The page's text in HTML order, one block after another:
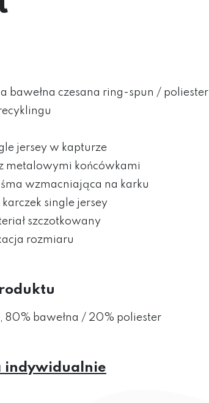
bawełna czesana ring-spun / poliester
jersey w kapturze
z metalowymi końcówkami
wzmacniająca na karku
karczek single jersey
szczotkowany
rozmiaru
80% bawełna / 20% poliester
indywidualnie